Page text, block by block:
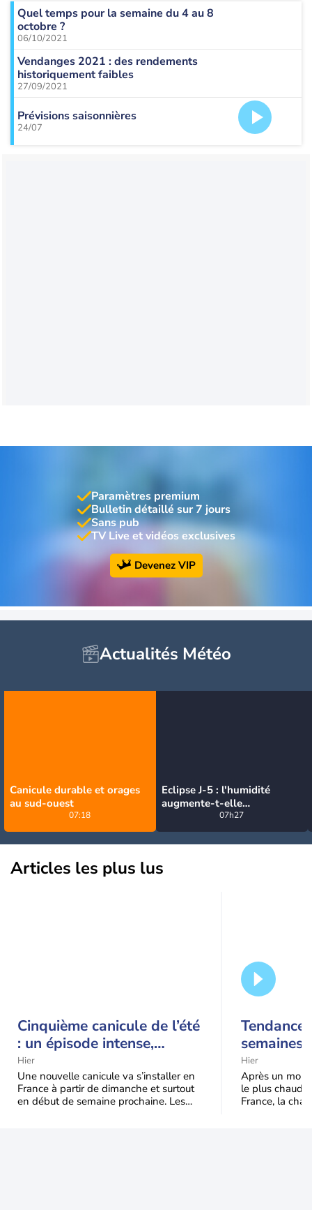
Quel temps pour la semaine du 4 au 8
octobre ?
06/10/2021
Vendanges 2021 : des rendements
historiquement faibles
27/09/2021
Prévisions saisonnières
24/07
Paramètres premium
Bulletin détaillé sur 7 jours
Sans pub
TV Live et vidéos exclusives
Devenez VIP
Actualités Météo
Canicule durable et orages
au sud-ouest
07:18
Eclipse J-5 : l'humidité
augmente-t-elle
brutalement avec la chute
de température pendant
l'éclipse du 12 août ?
07h27
Articles les plus lus
Cinquième canicule de l’été
: un épisode intense,
durable et étendu la
semaine prochaine
Hier
Une nouvelle canicule va s’installer en
France à partir de dimanche et surtout
en début de semaine prochaine. Les
Tendance
semaines
septembre
Hier
Après un
le plus chaud
France, la